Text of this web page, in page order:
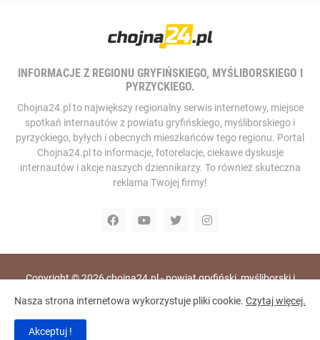
INFORMACJE Z REGIONU GRYFIŃSKIEGO, MYŚLIBORSKIEGO I
PYRZYCKIEGO.
Chojna24.pl to największy regionalny serwis internetowy, miejsce
spotkań internautów z powiatu gryfińskiego, myśliborskiego i
pyrzyckiego, byłych i obecnych mieszkańców tego regionu. Portal
Chojna24.pl to informacje, fotorelacje, ciekawe dyskusje
internautów i akcje naszych dziennikarzy. To również skuteczna
reklama Twojej firmy!
Copyright ©2026chojna24.pl - powiat gryfiński, myśliborski i
Nasza strona internetowa wykorzystuje pliki cookie. Czytaj więcej.
Akceptuj !